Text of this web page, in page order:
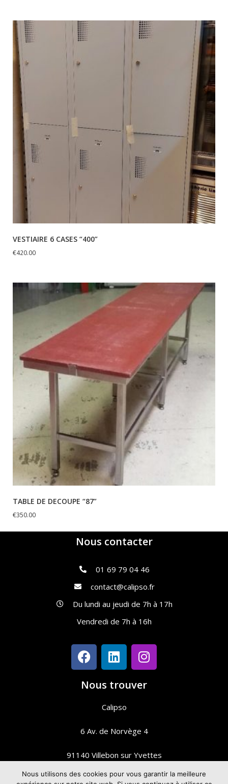
VESTIAIRE 6 CASES “400”
€420.00
TABLE DE DECOUPE “87”
€350.00
Nous contacter
01 69 79 04 46
contact@calipso.fr
Du lundi au jeudi de 7h à 17h
Vendredi de 7h à 16h
Nous trouver
Calipso
6 Av. de Norvège 4
91140 Villebon sur Yvettes
Nous utilisons des cookies pour vous garantir la meilleure